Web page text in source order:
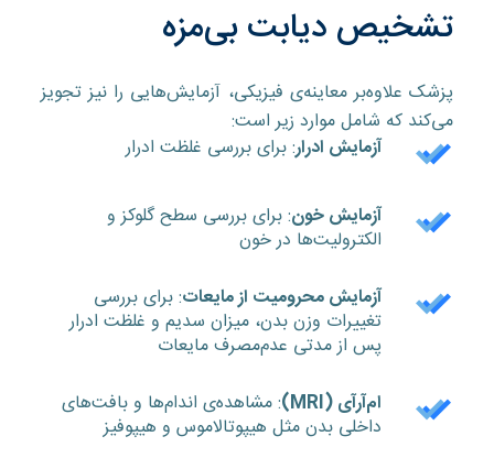
تشخیص دیابت بی‌مزه
پزشک علاوه‌بر معاینه‌ی فیزیکی، آزمایش‌هایی را نیز تجویز
می‌کند که شامل موارد زیر است:
آزمایش ادرار: برای بررسی غلظت ادرار
آزمایش خون: برای بررسی سطح گلوکز و
الکترولیت‌ها در خون
آزمایش محرومیت از مایعات: برای بررسی
تغییرات وزن بدن، میزان سدیم و غلظت ادرار
پس از مدتی عدم‌مصرف مایعات
ام‌آر‌آی (MRI
): مشاهده‌ی اندام‌ها و بافت‌های
داخلی بدن مثل هیپوتالاموس و هیپوفیز